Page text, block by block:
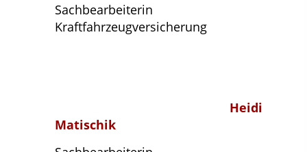
Sachbearbeiterin
Kraftfahrzeugversicherung
Heidi
Matischik